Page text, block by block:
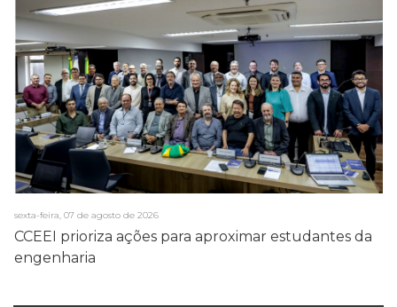
sexta-feira, 07 de agosto de 2026
CCEEI prioriza ações para aproximar estudantes da
engenharia